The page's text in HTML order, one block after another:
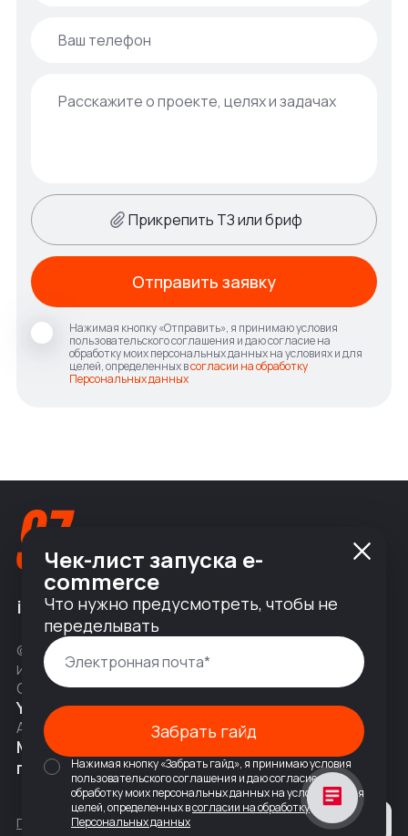
Прикрепить ТЗ или бриф
Нажимая кнопку «Отправить», я принимаю условия
пользовательского соглашения и даю согласие на
обработку моих персональных данных на условиях и для
целей, определенных всогласии на обработку
Персональных данных
Отправить заявку
info@nineseven.ru
© 2010 — 2026 ООО «Найнсевен», УНП 191376768,
ИНН 9710142077, КПП 771001001, ОГРН 1247700831377
Соц сети
YouTubeНаписать в Telegram
Адрес
Москва, 2-я Тверская-Ямская 18,
помещ. 7/2
Политика конфиденциальности
Чек-лист запуска e-
commerce
Что нужно предусмотреть, чтобы не
переделывать
Забрать гайд
Нажимая кнопку «Забрать гайд», я принимаю условия
пользовательского соглашения и даю согласие на
обработку моих персональных данных на условиях и для
целей, определенных всогласии на обработку
Персональных данных